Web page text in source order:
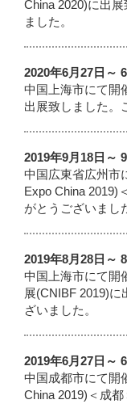
China 2020)に出
ました。
2020年6月27日～
中国上海市にて開
出展致しました。
2019年9月18日～
中国広東省広州市
Expo China 2019)
がとうございまし
2019年8月28日～
中国上海市にて開
展(CNIBF 2019)
ざいました。
2019年6月27日～
中国成都市にて開
China 2019)＜成